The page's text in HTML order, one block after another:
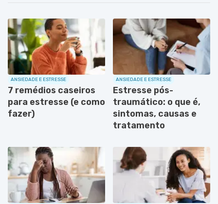
ANSIEDADE E ESTRESSE
7 remédios caseiros
para estresse (e como
fazer)
ANSIEDADE E ESTRESSE
Estresse pós-
traumático: o que é,
sintomas, causas e
tratamento